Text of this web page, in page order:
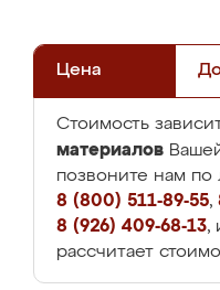
Цена
Стоимость
материалов
позвоните нам
8 (800) 511-89-55,
8 (926) 409-68-13,
рассчитает